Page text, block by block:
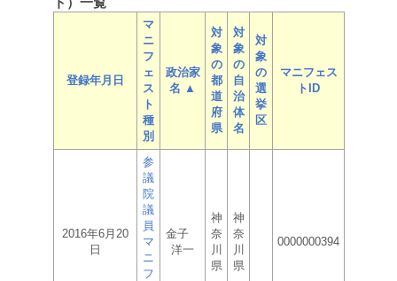
登録年月日
マ
ニ
フ
ェ
ス
ト
種
別
政治家
名 ▲
対
象
の
都
道
府
県
対
象
の
自
治
体
名
対
象
の
選
挙
区
マニフェス
トID
2016年6月20
日
参
議
院
議
員
マ
ニ
フ
金子
洋一
神
奈
川
県
神
奈
川
県
0000000394